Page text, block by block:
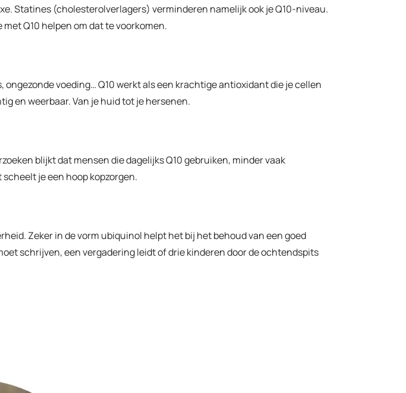
Statines (cholesterolverlagers) verminderen namelijk ook je Q10-niveau.
Q10 helpen om dat te voorkomen.
voeding… Q10 werkt als een krachtige antioxidant die je cellen
en weerbaar. Van je huid tot je hersenen.
blijkt dat mensen die dagelijks Q10 gebruiken, minder vaak
je een hoop kopzorgen.
Zeker in de vorm ubiquinol helpt het bij het behoud van een goed
schrijven, een vergadering leidt of drie kinderen door de ochtendspits